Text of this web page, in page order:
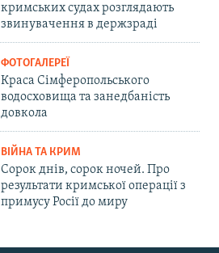
кримських судах розглядають
звинувачення в держзраді
ФОТОГАЛЕРЕЇ
Краса Сімферопольського
водосховища та занедбаність
довкола
ВІЙНА ТА КРИМ
Сорок днів, сорок ночей. Про
результати кримської операції з
примусу Росії до миру